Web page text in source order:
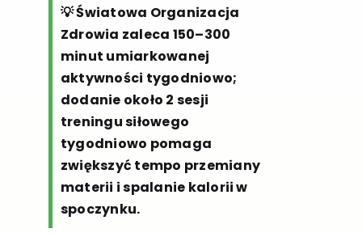
💡 Światowa Organizacja
Zdrowia zaleca 150–300
minut umiarkowanej
aktywności tygodniowo;
dodanie około 2 sesji
treningu siłowego
tygodniowo pomaga
zwiększyć tempo przemiany
materii i spalanie kalorii w
spoczynku.